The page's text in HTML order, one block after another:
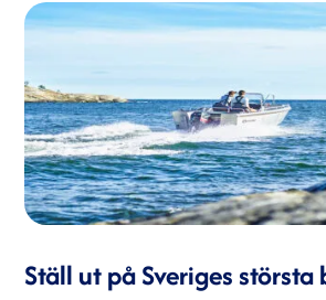
Ställ ut på Sveriges